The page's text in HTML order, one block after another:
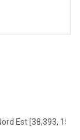
Est [38,393,